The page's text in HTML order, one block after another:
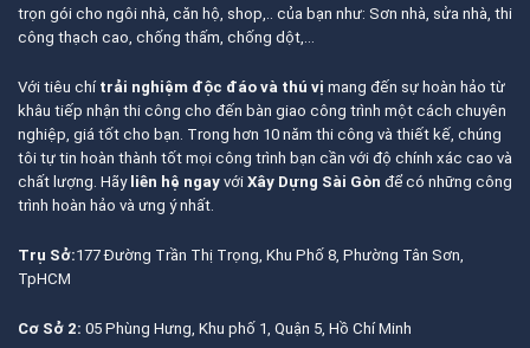
trọn gói cho ngôi nhà, căn hộ, shop,.. của bạn như: Sơn nhà, sửa nhà, thi
công thạch cao, chống thấm, chống dột,…
Với tiêu chí trải nghiệm độc đáo và thú vị mang đến sự hoàn hảo từ
khâu tiếp nhận thi công cho đến bàn giao công trình một cách chuyên
nghiệp, giá tốt cho bạn. Trong hơn 10 năm thi công và thiết kế, chúng
tôi tự tin hoàn thành tốt mọi công trình bạn cần với độ chính xác cao và
chất lượng. Hãy liên hệ ngay với Xây Dựng Sài Gòn để có những công
trình hoàn hảo và ưng ý nhất.
Trụ Sở:177 Đường Trần Thị Trọng, Khu Phố 8, Phường Tân Sơn,
TpHCM
Cơ Sở 2: 05 Phùng Hưng, Khu phố 1, Quận 5, Hồ Chí Minh